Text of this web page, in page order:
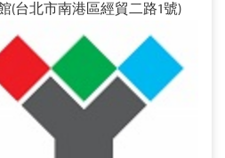
台北市南港區經貿二路1號)